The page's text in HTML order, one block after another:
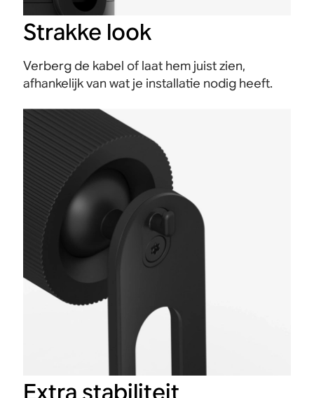
Strakke look
Verberg de kabel of laat hem juist zien,
afhankelijk van wat je installatie nodig heeft.